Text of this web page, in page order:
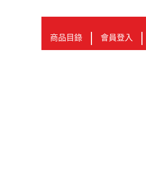
商品目錄 會員登入